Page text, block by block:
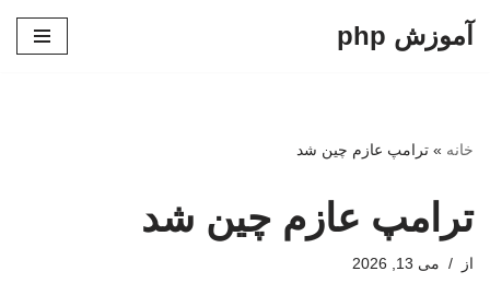
آموزش php
خانه » ترامپ عازم چین شد
ترامپ عازم چین شد
از می 13, 2026